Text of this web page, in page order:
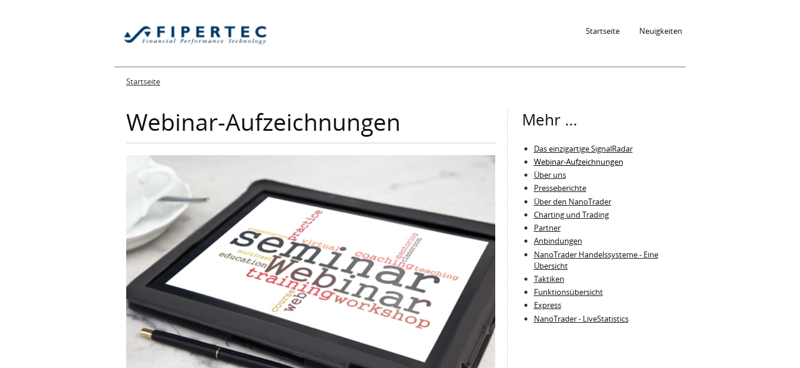
Startseite Neuigkeiten
Sie sind hier
Startseite
Webinar-Aufzeichnungen Mehr ...
Das einzigartige SignalRadar
Webinar-Aufzeichnungen
Über uns
Presseberichte
Über den NanoTrader
Charting und Trading
Partner
Anbindungen
NanoTrader Handelssysteme - Eine
Übersicht
Taktiken
Funktionsübersicht
Express
NanoTrader - LiveStatistics